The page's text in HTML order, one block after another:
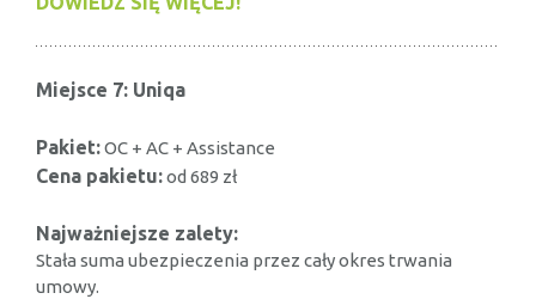
Miejsce 7: Uniqa
Pakiet:OC + AC + Assistance
Cena pakietu:od 689 zł
Najważniejsze zalety:
Stała suma ubezpieczenia przez cały okres trwania
umowy.